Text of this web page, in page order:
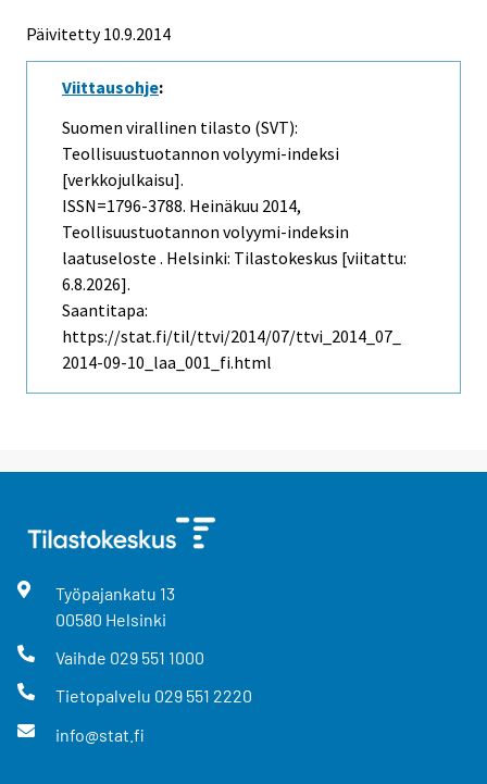
Päivitetty 10.9.2014
Viittausohje:
Suomen virallinen tilasto (SVT):
Teollisuustuotannon volyymi-indeksi
[verkkojulkaisu].
ISSN=1796-3788. Heinäkuu 2014,
Teollisuustuotannon volyymi-indeksin
laatuseloste . Helsinki: Tilastokeskus [viitattu:
6.8.2026].
Saantitapa:
https://stat.fi/til/ttvi/2014/07/ttvi_2014_07_
2014-09-10_laa_001_fi.html
Työpajankatu 13
00580 Helsinki
Vaihde 029 551 1000
Tietopalvelu 029 551 2220
info@stat.fi